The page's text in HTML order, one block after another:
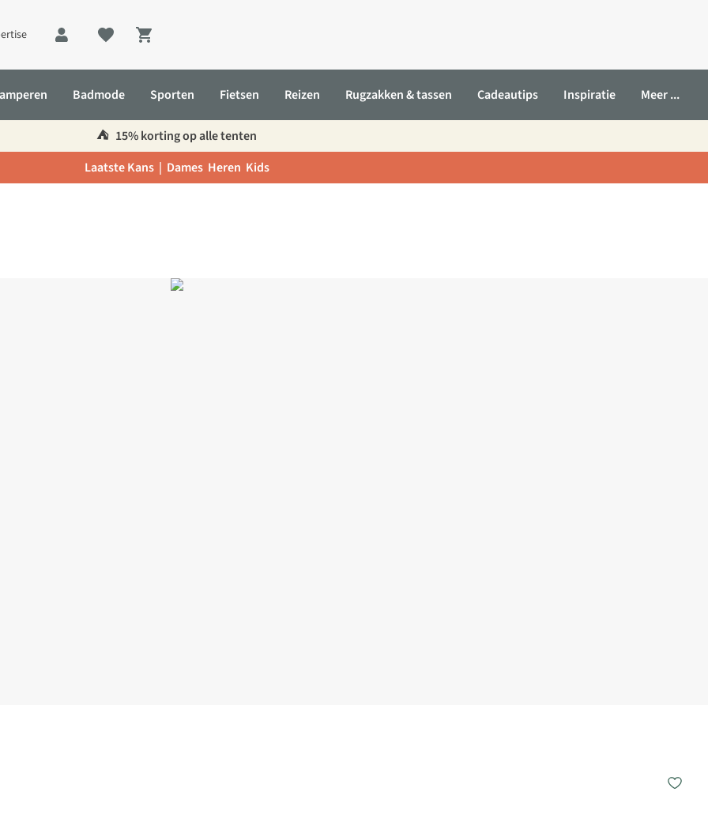
Shopping cart
Badmode Sporten Fietsen Reizen Rugzakken & tassen Cadeautips Inspiratie Meer ...
⛺️ 15% korting op alle tenten
Laatste Kans | Dames Heren Kids